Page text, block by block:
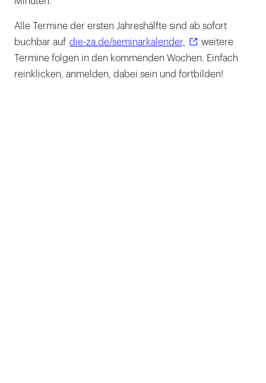
Alle Termine der ersten Jahreshälfte sind ab sofort
buchbar auf die-za.de/seminarkalender,
weitere
Termine folgen in den kommenden Wochen. Einfach
reinklicken, anmelden, dabei sein und fortbilden!